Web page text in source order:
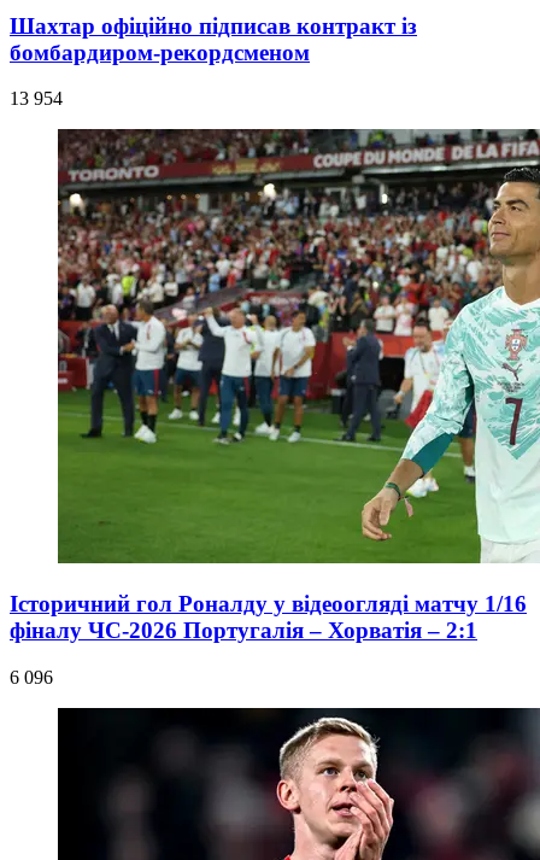
Шахтар офіційно підписав контракт із
бомбардиром-рекордсменом
13 954
Історичний гол Роналду у відеоогляді матчу 1/16
фіналу ЧС-2026 Португалія – Хорватія – 2:1
6 096